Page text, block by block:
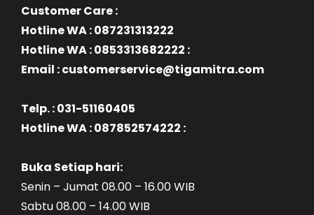
Customer Care :
Hotline WA : 087231313222
Hotline WA : 0853313682222 :
Email : customerservice@tigamitra.com
Telp. : 031-51160405
Hotline WA : 087852574222 :
Buka Setiap hari:
Senin – Jumat 08.00 – 16.00 WIB
Sabtu 08.00 – 14.00 WIB